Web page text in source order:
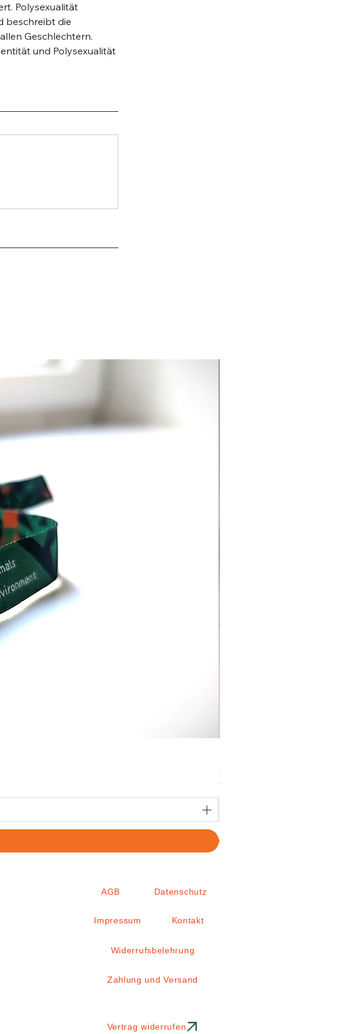
Polysexualität
beschreibt die
Geschlechtern.
und Polysexualität
Prix
3,65 €
TVA Incluse
AGB Datenschutz
Impressum Kontakt
Widerrufsbelehrung
Zahlung und Versand
Vertrag widerrufen